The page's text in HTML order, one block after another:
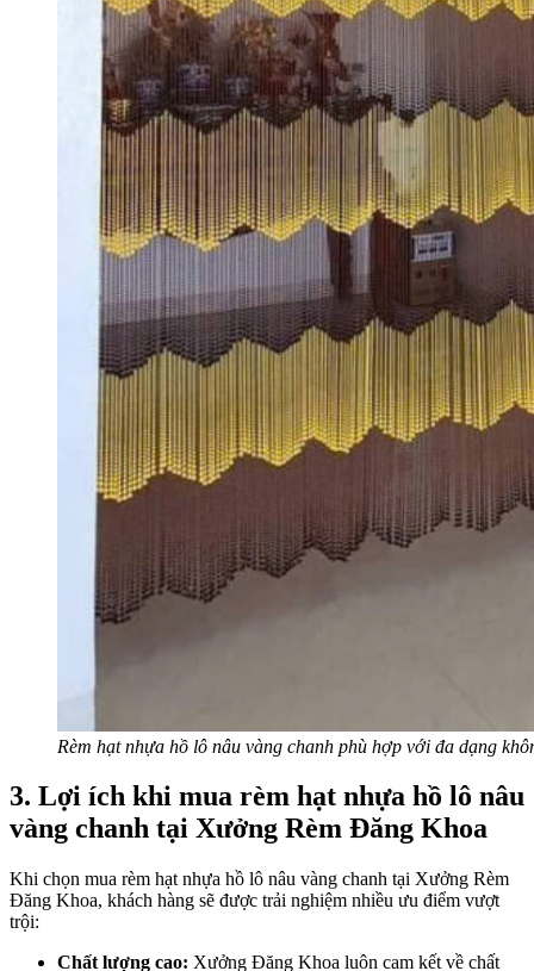
Rèm hạt nhựa hồ lô nâu vàng chanh phù hợp với đa dạng
3. Lợi ích khi mua rèm hạt nhựa hồ lô nâu
vàng chanh tại Xưởng Rèm Đăng Khoa
Khi chọn mua rèm hạt nhựa hồ lô nâu vàng chanh tại Xưởng Rèm
Đăng Khoa, khách hàng sẽ được trải nghiệm nhiều ưu điểm vượt
trội:
Chất lượng cao: Xưởng Đăng Khoa luôn cam kết về chất